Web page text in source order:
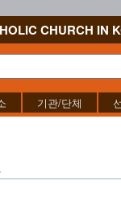
CHURCH IN
기관/단체